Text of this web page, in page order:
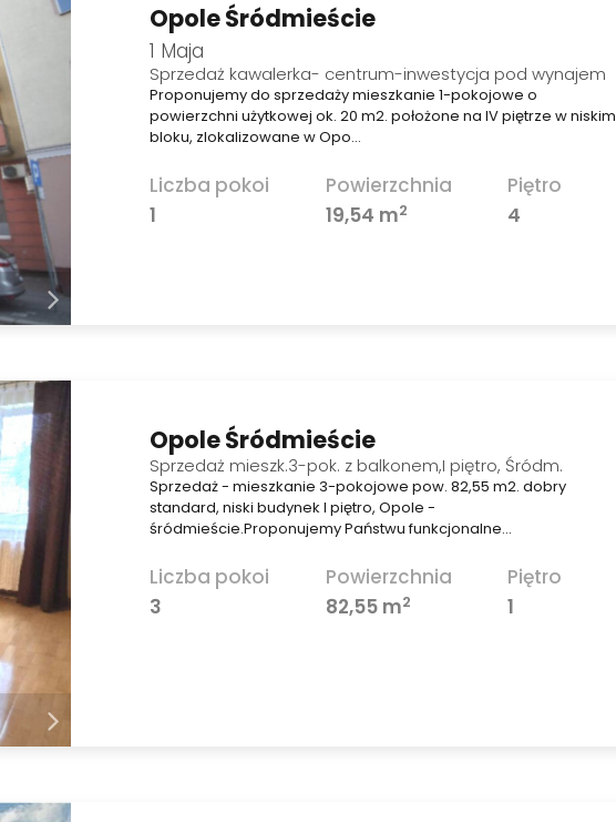
Opole Śródmieście
1 Maja
Sprzedaż kawalerka- centrum-inwestycja pod wynajem
Proponujemy do sprzedaży mieszkanie 1-pokojowe o
powierzchni użytkowej ok. 20 m2. położone na IV piętrze w niskim
bloku, zlokalizowane w Opo…
Liczba pokoi
1
Powierzchnia
19,54 m2
Piętro
4
Opole Śródmieście
Sprzedaż mieszk.3-pok. z balkonem,I piętro, Śródm.
Sprzedaż - mieszkanie 3-pokojowe pow. 82,55 m2. dobry
standard, niski budynek I piętro, Opole -
śródmieście.Proponujemy Państwu funkcjonalne…
Liczba pokoi
3
Powierzchnia
82,55 m2
Piętro
1